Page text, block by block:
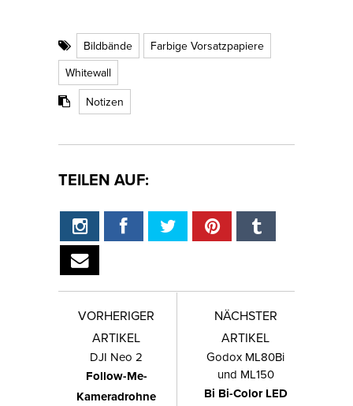
Bildbände
Farbige Vorsatzpapiere
Whitewall
Notizen
TEILEN AUF:
VORHERIGER
ARTIKEL
DJI Neo 2
Follow-Me-
Kameradrohne
NÄCHSTER
ARTIKEL
Godox ML80Bi
und ML150
Bi Bi-Color LED